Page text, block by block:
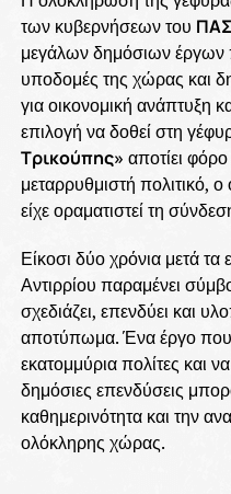
των κυβερνήσεων του
μεγάλων δημόσιων έργων
υποδομές της χώρας και
για οικονομική ανάπτυξη
επιλογή να δοθεί στη
Τρικούπης» αποτίει
μεταρρυθμιστή πολιτικό,
είχε οραματιστεί τη
Είκοσι δύο χρόνια μετά τα
Αντιρρίου παραμένει
σχεδιάζει, επενδύει και
αποτύπωμα. Ένα έργο που
εκατομμύρια πολίτες και
δημόσιες επενδύσεις
καθημερινότητα και την
ολόκληρης χώρας.